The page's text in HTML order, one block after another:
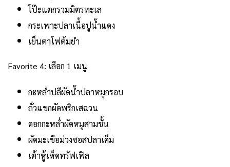
โป๊ะแตกรวมมิตรทะเล
กระเพาะปลาเนื้อปูน้ำแดง
เย็นตาโฟต้มยำ
Favorite 4: เลือก 1 เมนู
กะหล่ำปลีผัดน้ำปลาหมูกรอบ
ถั่วแขกผัดพริกเสฉวน
ดอกกะหล่ำผัดหมูสามชั้น
ผัดมะเขือม่วงซอสปลาเค็ม
เต้าหู้เห็ดทรัฟเฟิล